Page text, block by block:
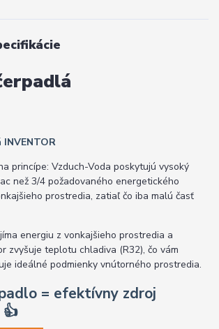
princípe: Vzduch-Voda poskytujú vysoký
než 3/4 požadovaného energetického
prostredia, zatiaľ čo iba malú časť
energiu z vonkajšieho prostredia a
zvyšuje teplotu chladiva (R32), čo vám
ideálné podmienky vnútorného prostredia.
= efektívny zdroj
👍